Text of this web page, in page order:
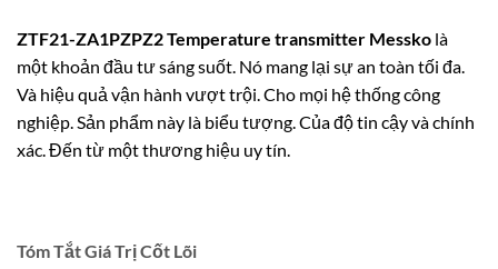
ZTF21-ZA1PZPZ2 Temperature transmitter Messko là
một khoản đầu tư sáng suốt. Nó mang lại sự an toàn tối đa.
Và hiệu quả vận hành vượt trội. Cho mọi hệ thống công
nghiệp. Sản phẩm này là biểu tượng. Của độ tin cậy và chính
xác. Đến từ một thương hiệu uy tín.
Tóm Tắt Giá Trị Cốt Lõi